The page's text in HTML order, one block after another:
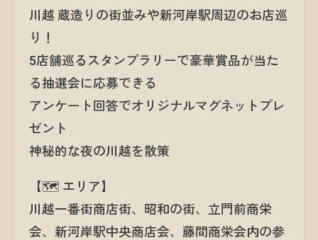
川越 蔵造りの街並みや新河岸駅周辺のお店巡
り！
5店舗巡るスタンプラリーで豪華賞品が当た
る抽選会に応募できる
アンケート回答でオリジナルマグネットプレ
ゼント
神秘的な夜の川越を散策
【🗺️ エリア】
川越一番街商店街、昭和の街、立門前商栄
会、新河岸駅中央商店会、藤間商栄会内の参